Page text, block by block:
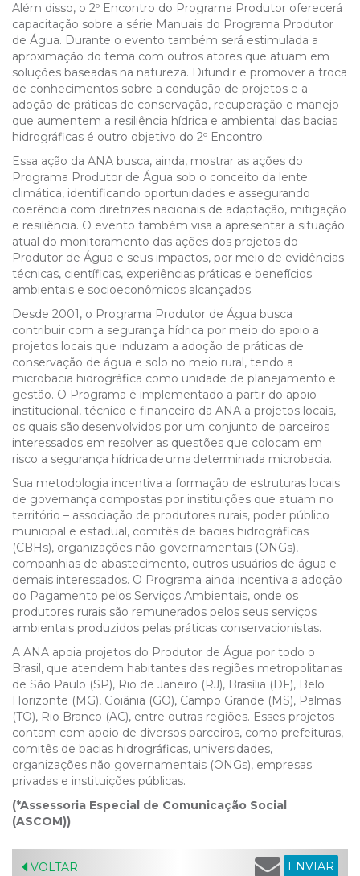
Além disso, o 2º Encontro do Programa Produtor oferecerá
capacitação sobre a série Manuais do Programa Produtor
de Água. Durante o evento também será estimulada a
aproximação do tema com outros atores que atuam em
soluções baseadas na natureza. Difundir e promover a troca
de conhecimentos sobre a condução de projetos e a
adoção de práticas de conservação, recuperação e manejo
que aumentem a resiliência hídrica e ambiental das bacias
hidrográficas é outro objetivo do 2º Encontro.
Essa ação da ANA busca, ainda, mostrar as ações do
Programa Produtor de Água sob o conceito da lente
climática, identificando oportunidades e assegurando
coerência com diretrizes nacionais de adaptação, mitigação
e resiliência. O evento também visa a apresentar a situação
atual do monitoramento das ações dos projetos do
Produtor de Água e seus impactos, por meio de evidências
técnicas, científicas, experiências práticas e benefícios
ambientais e socioeconômicos alcançados.
Desde 2001, o Programa Produtor de Água busca
contribuir com a segurança hídrica por meio do apoio a
projetos locais que induzam a adoção de práticas de
conservação de água e solo no meio rural, tendo a
microbacia hidrográfica como unidade de planejamento e
gestão. O Programa é implementado a partir do apoio
institucional, técnico e financeiro da ANA a projetos locais,
os quais são desenvolvidos por um conjunto de parceiros
interessados em resolver as questões que colocam em
risco a segurança hídrica de uma determinada microbacia.
Sua metodologia incentiva a formação de estruturas locais
de governança compostas por instituições que atuam no
território – associação de produtores rurais, poder público
municipal e estadual, comitês de bacias hidrográficas
(CBHs), organizações não governamentais (ONGs),
companhias de abastecimento, outros usuários de água e
demais interessados. O Programa ainda incentiva a adoção
do Pagamento pelos Serviços Ambientais, onde os
produtores rurais são remunerados pelos seus serviços
ambientais produzidos pelas práticas conservacionistas.
A ANA apoia projetos do Produtor de Água por todo o
Brasil, que atendem habitantes das regiões metropolitanas
de São Paulo (SP), Rio de Janeiro (RJ), Brasília (DF), Belo
Horizonte (MG), Goiânia (GO), Campo Grande (MS), Palmas
(TO), Rio Branco (AC), entre outras regiões. Esses projetos
contam com apoio de diversos parceiros, como prefeituras,
comitês de bacias hidrográficas, universidades,
organizações não governamentais (ONGs), empresas
privadas e instituições públicas.
(*Assessoria Especial de Comunicação Social
(ASCOM))
VOLTAR ENVIAR